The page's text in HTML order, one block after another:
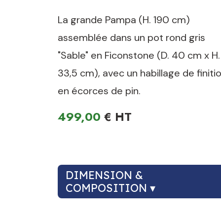
La grande Pampa (H. 190 cm)
assemblée dans un pot rond gris
"Sable" en Ficonstone (D. 40 cm x H.
33,5 cm), avec un habillage de
en écorces de pin.
499,00 €
DIMENSION &
COMPOSITION ▾